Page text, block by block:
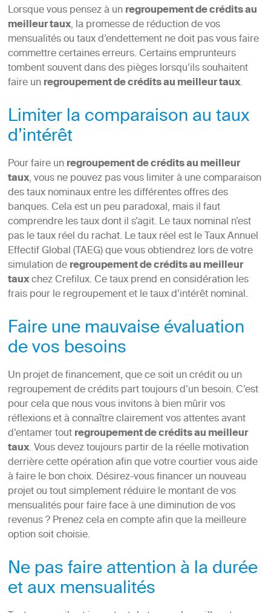
Lorsque vous pensez à unregroupement de crédits au
meilleur taux, la promesse de réduction de vos
mensualités ou taux d’endettement ne doit pas vous faire
commettre certaines erreurs. Certains emprunteurs
tombent souvent dans des pièges lorsqu’ils souhaitent
faire unregroupement de crédits au meilleur taux.
Limiter la comparaison au taux
d’intérêt
Pour faire unregroupement de crédits au meilleur
taux, vous ne pouvez pas vous limiter à une comparaison
des taux nominaux entre les différentes offres des
banques. Cela est un peu paradoxal, mais il faut
comprendre les taux dont il s’agit. Le taux nominal n’est
pas le taux réel du rachat. Le taux réel est le Taux Annuel
Effectif Global (TAEG) que vous obtiendrez lors de votre
simulation deregroupement de crédits au meilleur
tauxchez Crefilux. Ce taux prend en considération les
frais pour le regroupement et le taux d’intérêt nominal.
Faire une mauvaise évaluation
de vos besoins
Un projet de financement, que ce soit un crédit ou un
regroupement de crédits part toujours d’un besoin. C’est
pour cela que nous vous invitons à bien mûrir vos
réflexions et à connaître clairement vos attentes avant
d’entamer toutregroupement de crédits au meilleur
taux. Vous devez toujours partir de la réelle motivation
derrière cette opération afin que votre courtier vous aide
à faire le bon choix. Désirez-vous financer un nouveau
projet ou tout simplement réduire le montant de vos
mensualités pour faire face à une diminution de vos
revenus ? Prenez cela en compte afin que la meilleure
option soit choisie.
Ne pas faire attention à la durée
et aux mensualités